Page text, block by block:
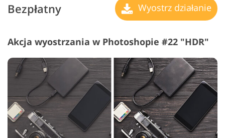
Bezpłatny Wyostrz działanie
Akcja wyostrzania w Photoshopie #22 "HDR"